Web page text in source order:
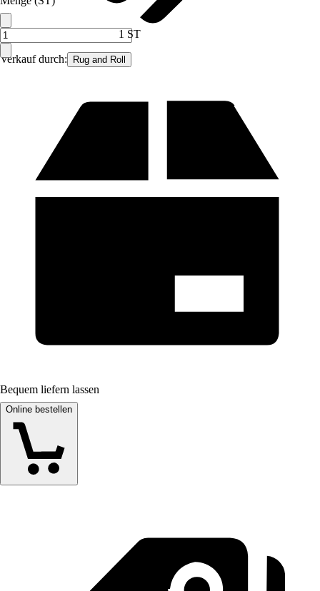
Verkauf durch: Rug and Roll
1 ST
Bequem liefern lassen
Online bestellen